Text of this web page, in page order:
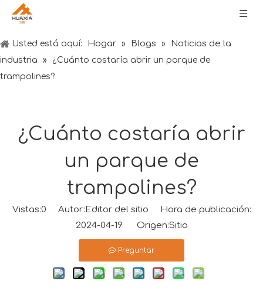
Usted está aquí: Hogar » Blogs »
Noticias de la
industria
»
¿Cuánto costaría abrir un parque de
trampolines?
¿Cuánto costaría abrir
un parque de
trampolines?
Vistas:0 Autor:Editor del sitio Hora de publicación:
2024-04-19 Origen:Sitio
Preguntar